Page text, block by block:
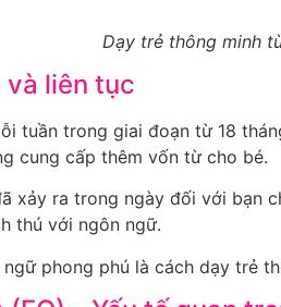
Dạy trẻ thông minh
liên tục
tuần trong giai đoạn từ 18
cung cấp thêm vốn từ cho bé.
xảy ra trong ngày đối với
thú với ngôn ngữ.
phong phú là cách dạy trẻ